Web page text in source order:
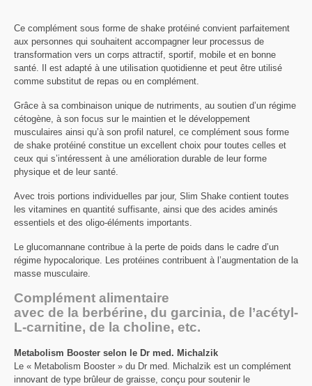
Ce complément sous forme de shake protéiné convient parfaitement
aux personnes qui souhaitent accompagner leur processus de
transformation vers un corps attractif, sportif, mobile et en bonne
santé. Il est adapté à une utilisation quotidienne et peut être utilisé
comme substitut de repas ou en complément.
Grâce à sa combinaison unique de nutriments, au soutien d’un régime
cétogène, à son focus sur le maintien et le développement
musculaires ainsi qu’à son profil naturel, ce complément sous forme
de shake protéiné constitue un excellent choix pour toutes celles et
ceux qui s’intéressent à une amélioration durable de leur forme
physique et de leur santé.
Avec trois portions individuelles par jour, Slim Shake contient toutes
les vitamines en quantité suffisante, ainsi que des acides aminés
essentiels et des oligo-éléments importants.
Le glucomannane contribue à la perte de poids dans le cadre d’un
régime hypocalorique. Les protéines contribuent à l’augmentation de la
masse musculaire.
Complément alimentaire
avec de la berbérine, du garcinia, de l’acétyl-
L-carnitine, de la choline, etc.
Metabolism Booster selon le Dr med. Michalzik
Le « Metabolism Booster » du Dr med. Michalzik est un complément
innovant de type brûleur de graisse, conçu pour soutenir le